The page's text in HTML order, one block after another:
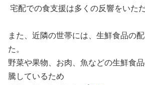
宅配での食支援は多くの反響をいた
また、近隣の世帯には、生鮮食品の
た。
野菜や果物、お肉、魚などの生鮮食
騰しているため